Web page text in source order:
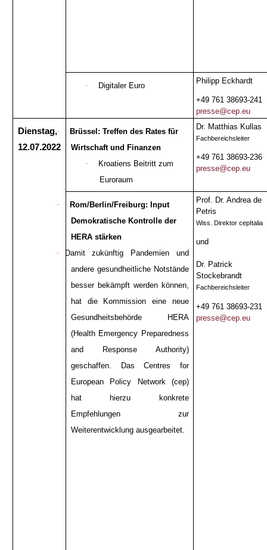
· Digitaler Euro
Philipp Eckhardt
+49 761 38693-241
presse@cep.eu
Dienstag,
12.07.2022
·
Brüssel: Treffen des Rates für
Wirtschaft und Finanzen
·
Kroatiens Beitritt zum
Euroraum
Dr. Matthias Kullas
Fachbereichsleiter
+49 761 38693-236
presse@cep.eu
·
Rom/Berlin/Freiburg: Input
Demokratische Kontrolle der
HERA stärken
·
Damit zukünftig Pandemien und
andere gesundheitliche Notstände
besser bekämpft werden können,
hat die Kommission eine neue
Gesundheitsbehörde HERA
(Health Emergency Preparedness
and Response Authority)
geschaffen. Das Centres for
European Policy Network (cep)
hat hierzu konkrete
Empfehlungen zur
Weiterentwicklung ausgearbeitet.
Prof. Dr. Andrea de
Petris
Wiss. Direktor cepItalia
und
Dr. Patrick
Stockebrandt
Fachbereichsleiter
+49 761 38693-231
presse@cep.eu